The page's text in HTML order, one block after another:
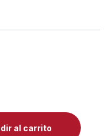
USB 1000 DPI 910-
al carrito